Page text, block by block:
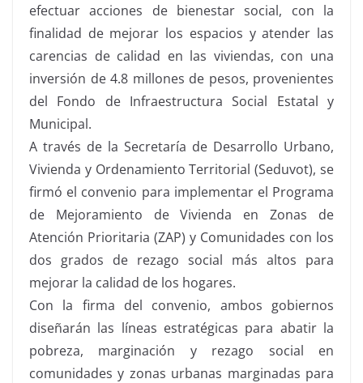
efectuar acciones de bienestar social, con la
finalidad de mejorar los espacios y atender las
carencias de calidad en las viviendas, con una
inversión de 4.8 millones de pesos, provenientes
del Fondo de Infraestructura Social Estatal y
Municipal.
A través de la Secretaría de Desarrollo Urbano,
Vivienda y Ordenamiento Territorial (Seduvot), se
firmó el convenio para implementar el Programa
de Mejoramiento de Vivienda en Zonas de
Atención Prioritaria (ZAP) y Comunidades con los
dos grados de rezago social más altos para
mejorar la calidad de los hogares.
Con la firma del convenio, ambos gobiernos
diseñarán las líneas estratégicas para abatir la
pobreza, marginación y rezago social en
comunidades y zonas urbanas marginadas para